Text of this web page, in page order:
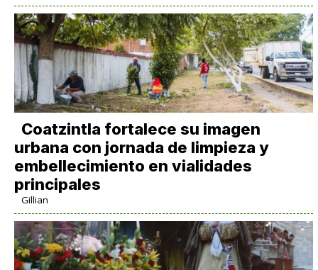
Coatzintla fortalece su imagen
urbana con jornada de limpieza y
embellecimiento en vialidades
principales
Gillian